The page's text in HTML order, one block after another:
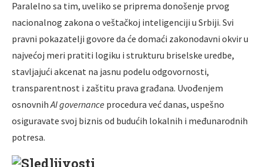
Paralelno sa tim, uveliko se priprema donošenje prvog
nacionalnog zakona o veštačkoj inteligenciji u Srbiji. Svi
pravni pokazatelji govore da će domaći zakonodavni okvir u
najvećoj meri pratiti logiku i strukturu briselske uredbe,
stavljajući akcenat na jasnu podelu odgovornosti,
transparentnost i zaštitu prava građana. Uvođenjem
osnovnih AI governance procedura već danas, uspešno
osiguravate svoj biznis od budućih lokalnih i međunarodnih
potresa.